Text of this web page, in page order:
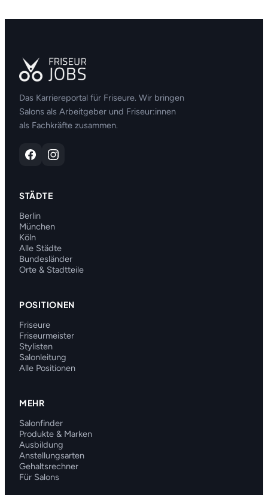
Das Karriereportal für Friseure. Wir bringen
Salons als Arbeitgeber und Friseur:innen
als Fachkräfte zusammen.
STÄDTE
Berlin
München
Köln
Alle Städte
Bundesländer
Orte & Stadtteile
POSITIONEN
Friseure
Friseurmeister
Stylisten
Salonleitung
Alle Positionen
MEHR
Salonfinder
Produkte & Marken
Ausbildung
Anstellungsarten
Gehaltsrechner
Für Salons